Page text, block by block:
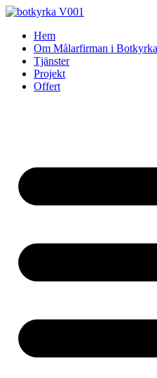
Skip
contentHem
Om Målarfirman i Botkyrka
Tjänster
Projekt
Offert